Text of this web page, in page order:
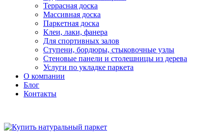
Террасная доска
Массивная доска
Паркетная доска
Клеи, лаки, фанера
Для спортивных залов
Ступени, бордюры, стыковочные узлы
Стеновые панели и столешницы из дерева
Услуги по укладке паркета
О компании
Блог
Контакты